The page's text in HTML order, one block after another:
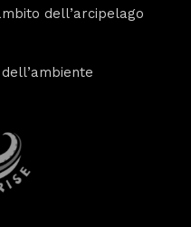
dell’arcipelago